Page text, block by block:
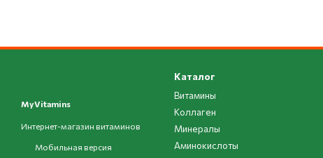
MyVitamins
Интернет-магазин витаминов
Мобильная версия
Каталог
Витамины
Коллаген
Минералы
Аминокислоты